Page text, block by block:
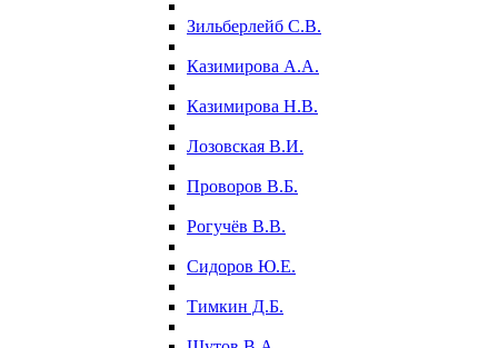
Зильберлейб С.В.
Казимирова А.А.
Казимирова Н.В.
Лозовская В.И.
Проворов В.Б.
Рогучёв В.В.
Сидоров Ю.Е.
Тимкин Д.Б.